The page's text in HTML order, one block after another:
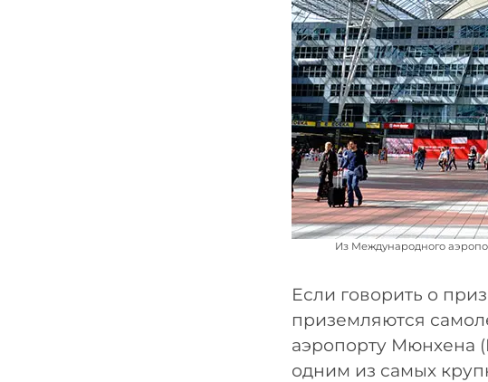
Из Международного
Если говорить о
приземляются
аэропорту Мюнхена
одним из самых